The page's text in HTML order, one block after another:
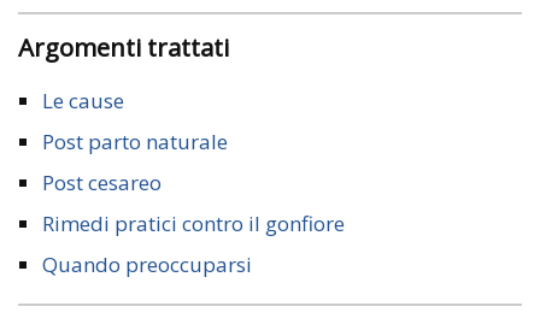
Argomenti trattati
Le cause
Post parto naturale
Post cesareo
Rimedi pratici contro il gonfiore
Quando preoccuparsi